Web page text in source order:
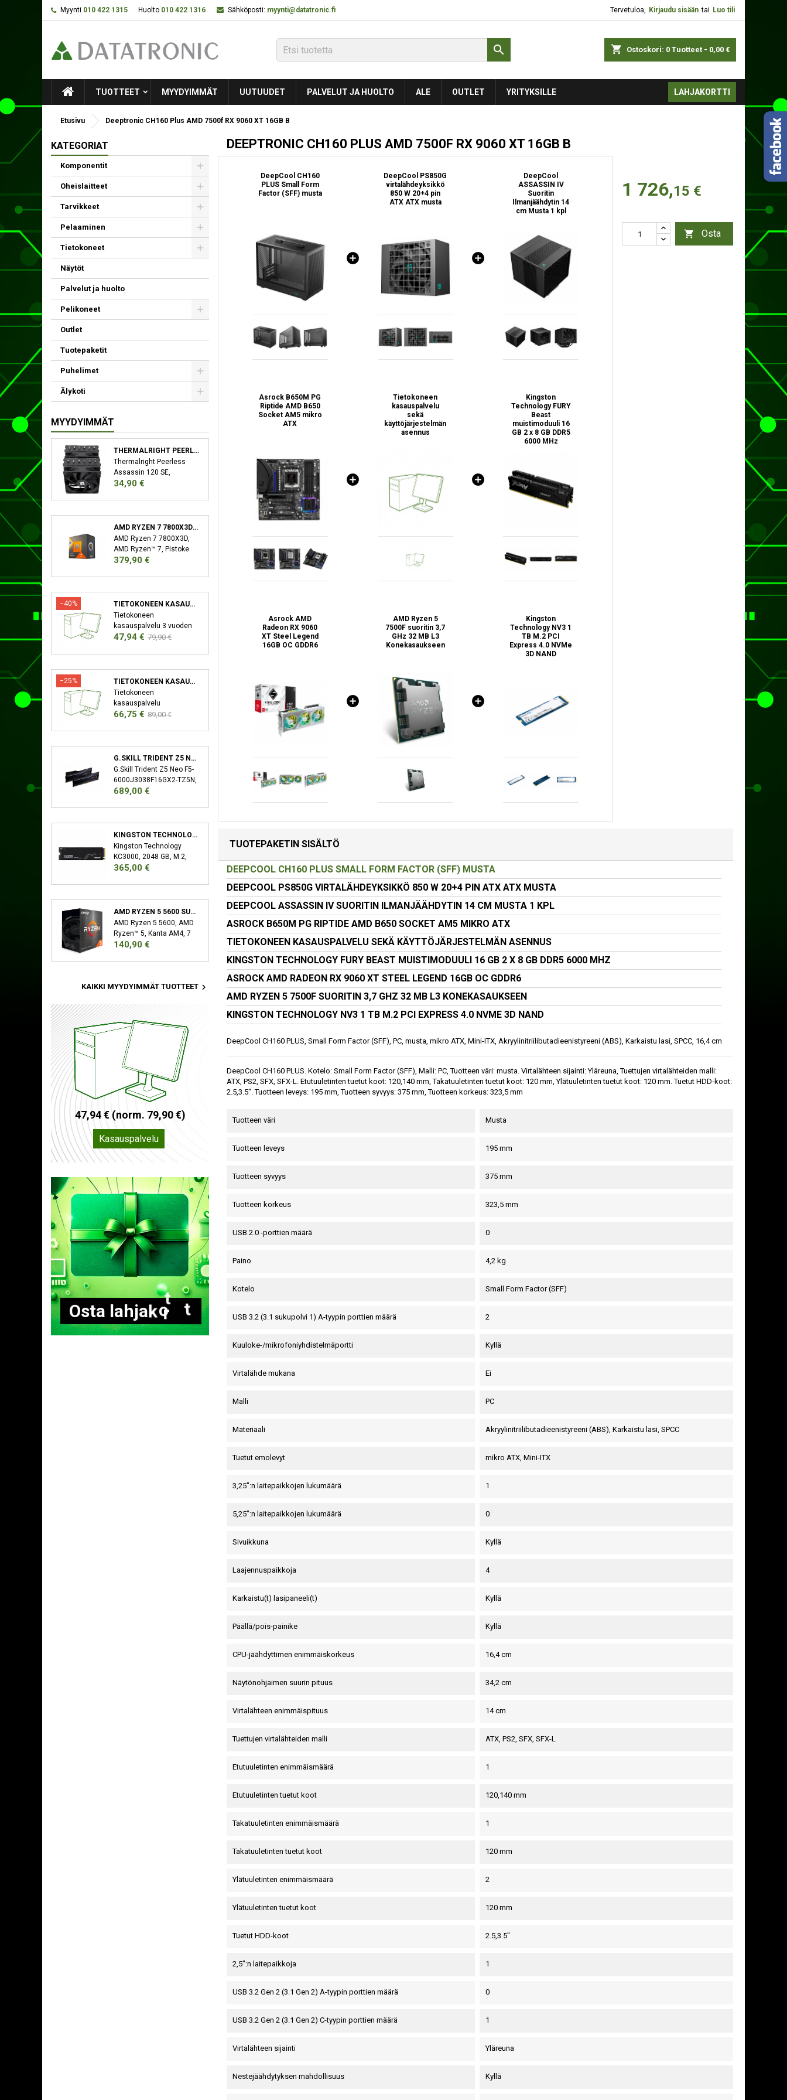
Myynti 010 422 1315 Huolto 010 422 1316 Sähköposti: myynti@datatronic.fi Tervetuloa, Kirjaudu sisään tai Luo tili
shopping_cart Ostoskori: 0 Tuotteet - 0,00 €

TUOTTEET MYYDYIMMÄT UUTUUDET PALVELUT JA HUOLTO ALE OUTLET YRITYKSILLE LAHJAKORTTI
Etusivu Deeptronic CH160 Plus AMD 7500f RX 9060 XT 16GB B
KATEGORIAT
Komponentit
Oheislaitteet
Tarvikkeet
Pelaaminen
Tietokoneet
Näytöt
Palvelut ja huolto
Pelikoneet
Outlet
Tuotepaketit
Puhelimet
Älykoti
MYYDYIMMÄT
THERMALRIGHT PEERLESS ASSASSIN 120 SE SUORITIN JÄÄHDYTYSLEVY/JÄÄHDYTIN 12 CM MUSTA
Thermalright Peerless
Assassin 120 SE,
Jäähdytyslevy/jäähdytin,
Hinta
34,90 €
AMD RYZEN 7 7800X3D SUORITIN 4,2 GHZ 96 MB L3 LAATIKKO
AMD Ryzen 7 7800X3D,
AMD Ryzen™ 7, Pistoke
AM5, 5 nm, AMD,
Hinta
379,90 €
−40%
TIETOKONEEN KASAUSPALVELU
Tietokoneen
kasauspalvelu 3 vuoden
takuu XMP/EXPO
Hinta
47,94 € Normaali
79,90 €
−25%
TIETOKONEEN KASAUSPALVELU SEKÄ KÄYTTÖJÄRJESTELMÄN ASENNUS
Tietokoneen
kasauspalvelu
Käyttöjärjestelmän
vuoden takuu XMP/EXPO
Aktivointi Bios-Päivitys
Hinta
66,75 € Normaali
89,00 €
G.SKILL TRIDENT Z5 NEO F5-6000J3038F16GX2-TZ5N MUISTIMODUULI 32 GB 2 X 16 GB DDR5 6000 MHZ
G.Skill Trident Z5 Neo F5-
6000J3038F16GX2-TZ5N,
32 GB, 2 x 16 GB, DDR5,
Hinta
689,00 €
KINGSTON TECHNOLOGY KC3000 M.2 2048 GB PCI EXPRESS 4.0 3D TLC NVME
Kingston Technology
KC3000, 2048 GB, M.2,
7000 MB/s
Hinta
365,00 €
AMD RYZEN 5 5600 SUORITIN 3,5 GHZ 32 MB L3 LAATIKKO
AMD Ryzen 5 5600, AMD
Ryzen™ 5, Kanta AM4, 7
nm, AMD, 3,5 GHz, 4,4
Hinta
140,90 €
KAIKKI MYYDYIMMÄT TUOTTEET 
47,94€ (norm. 79,90€)
Kasauspalvelu
Osta lahjakor ti
DEEPTRONIC CH160 PLUS AMD 7500F RX 9060 XT 16GB B
DeepCool CH160
PLUS Small Form
Factor (SFF) musta
DeepCool PS850G
virtalähdeyksikkö
850 W 20+4 pin
ATX ATX musta
DeepCool
ASSASSIN IV
Suoritin
Ilmanjäähdytin 14
cm Musta 1 kpl
Asrock B650M PG
Riptide AMD B650
Socket AM5 mikro
ATX
Tietokoneen
kasauspalvelu
sekä
käyttöjärjestelmän
asennus
Kingston
Technology FURY
Beast
muistimoduuli 16
GB 2 x 8 GB DDR5
6000 MHz
Asrock AMD
Radeon RX 9060
XT Steel Legend
16GB OC GDDR6
AMD Ryzen 5
7500F suoritin 3,7
GHz 32 MB L3
Konekasaukseen
Kingston
Technology NV3 1
TB M.2 PCI
Express 4.0 NVMe
3D NAND
1 726,15 €
 Osta
TUOTEPAKETIN SISÄLTÖ
DEEPCOOL CH160 PLUS SMALL FORM FACTOR (SFF) MUSTA
DEEPCOOL PS850G VIRTALÄHDEYKSIKKÖ 850 W 20+4 PIN ATX ATX MUSTA
DEEPCOOL ASSASSIN IV SUORITIN ILMANJÄÄHDYTIN 14 CM MUSTA 1 KPL
ASROCK B650M PG RIPTIDE AMD B650 SOCKET AM5 MIKRO ATX
TIETOKONEEN KASAUSPALVELU SEKÄ KÄYTTÖJÄRJESTELMÄN ASENNUS
KINGSTON TECHNOLOGY FURY BEAST MUISTIMODUULI 16 GB 2 X 8 GB DDR5 6000 MHZ
ASROCK AMD RADEON RX 9060 XT STEEL LEGEND 16GB OC GDDR6
AMD RYZEN 5 7500F SUORITIN 3,7 GHZ 32 MB L3 KONEKASAUKSEEN
KINGSTON TECHNOLOGY NV3 1 TB M.2 PCI EXPRESS 4.0 NVME 3D NAND
DeepCool CH160 PLUS, Small Form Factor (SFF), PC, musta, mikro ATX, Mini-ITX, Akryylinitriilibutadieenistyreeni (ABS), Karkaistu lasi, SPCC, 16,4 cm
DeepCool CH160 PLUS. Kotelo: Small Form Factor (SFF), Malli: PC, Tuotteen väri: musta. Virtalähteen sijainti: Yläreuna, Tuettujen virtalähteiden malli:
ATX, PS2, SFX, SFX-L. Etutuuletinten tuetut koot: 120,140 mm, Takatuuletinten tuetut koot: 120 mm, Ylätuuletinten tuetut koot: 120 mm. Tuetut HDD-koot:
2.5,3.5". Tuotteen leveys: 195 mm, Tuotteen syvyys: 375 mm, Tuotteen korkeus: 323,5 mm
Tuotteen väri Musta
Tuotteen leveys 195 mm
Tuotteen syvyys 375 mm
Tuotteen korkeus 323,5 mm
USB 2.0 -porttien määrä 0
Paino 4,2 kg
Kotelo Small Form Factor (SFF)
USB 3.2 (3.1 sukupolvi 1) A-tyypin porttien määrä 2
Kuuloke-/mikrofoniyhdistelmäportti Kyllä
Virtalähde mukana Ei
Malli PC
Materiaali Akryylinitriilibutadieenistyreeni (ABS), Karkaistu lasi, SPCC
Tuetut emolevyt mikro ATX, Mini-ITX
3,25":n laitepaikkojen lukumäärä 1
5,25":n laitepaikkojen lukumäärä 0
Sivuikkuna Kyllä
Laajennuspaikkoja 4
Karkaistu(t) lasipaneeli(t) Kyllä
Päällä/pois-painike Kyllä
CPU-jäähdyttimen enimmäiskorkeus 16,4 cm
Näytönohjaimen suurin pituus 34,2 cm
Virtalähteen enimmäispituus 14 cm
Tuettujen virtalähteiden malli ATX, PS2, SFX, SFX-L
Etutuuletinten enimmäismäärä 1
Etutuuletinten tuetut koot 120,140 mm
Takatuuletinten enimmäismäärä 1
Takatuuletinten tuetut koot 120 mm
Ylätuuletinten enimmäismäärä 2
Ylätuuletinten tuetut koot 120 mm
Tuetut HDD-koot 2.5,3.5"
2,5":n laitepaikkoja 1
USB 3.2 Gen 2 (3.1 Gen 2) A-tyypin porttien määrä 0
USB 3.2 Gen 2 (3.1 Gen 2) C-tyypin porttien määrä 1
Virtalähteen sijainti Yläreuna
Nestejäähdytyksen mahdollisuus Kyllä